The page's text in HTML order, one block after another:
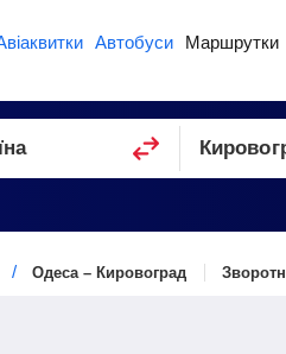
Автобуси Маршрутки
Одеса – Кировоград